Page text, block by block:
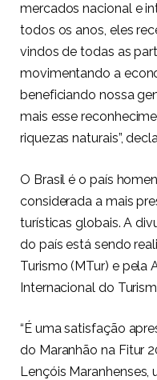
mercados nacional e
todos os anos, eles
vindos de todas as
movimentando a
beneficiando nossa
mais esse
riquezas naturais”,
O Brasil é o país
considerada a mais
turísticas globais. A
do país está sendo
Turismo (MTur) e pela
Internacional do
“É uma satisfação
do Maranhão na Fitur
Lençóis Maranhenses,